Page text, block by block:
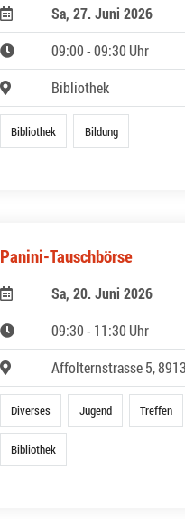
Sa, 27. Juni 2026
09:00 - 09:30 Uhr
Bibliothek
Bibliothek Bildung
Panini-Tauschbörse
Sa, 20. Juni 2026
09:30 - 11:30 Uhr
Affolternstrasse 5,
Diverses Jugend Treffen
Bibliothek